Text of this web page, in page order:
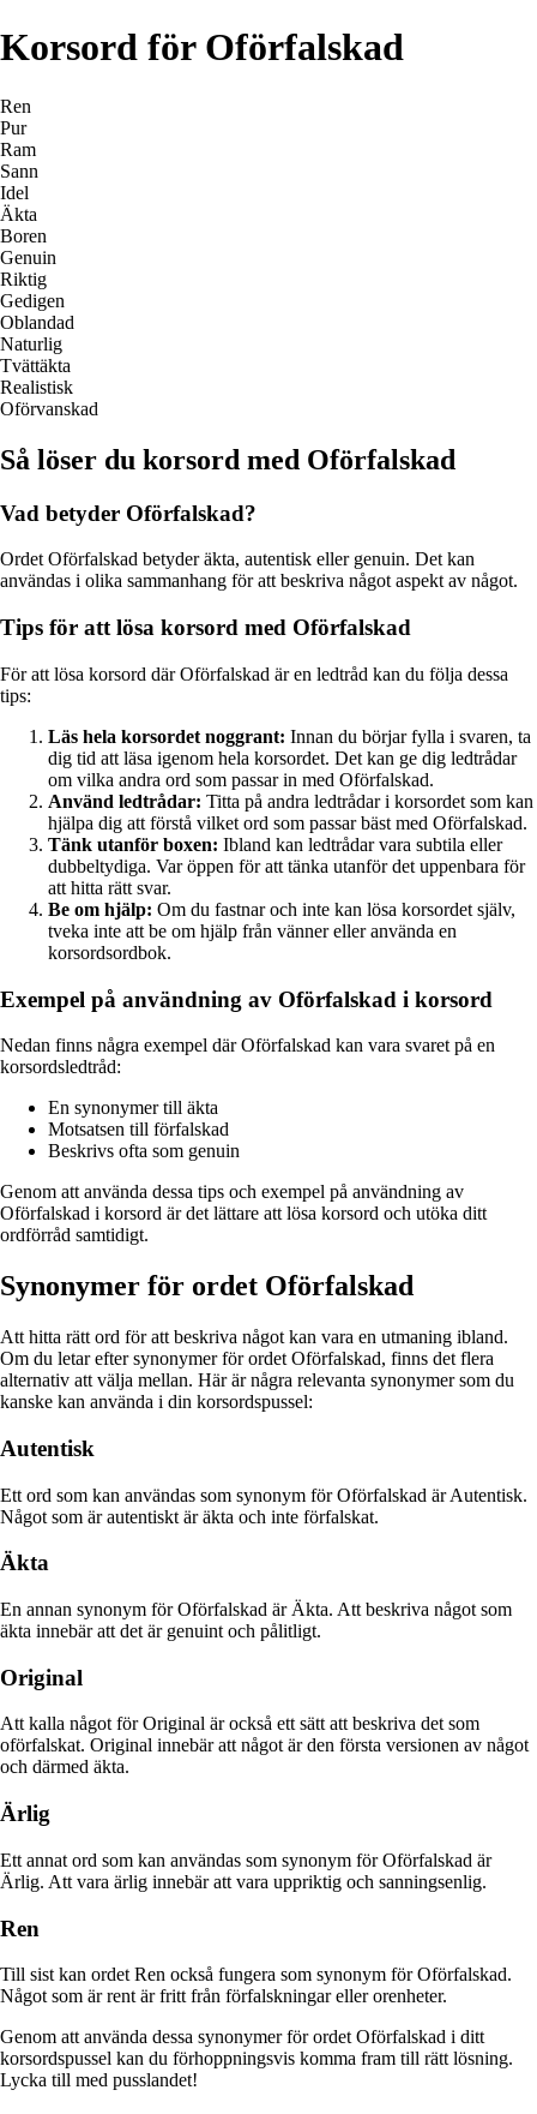
Korsord för Oförfalskad
Ren
Pur
Ram
Sann
Idel
Äkta
Boren
Genuin
Riktig
Gedigen
Oblandad
Naturlig
Tvättäkta
Realistisk
Oförvanskad
Så löser du korsord med Oförfalskad
Vad betyder Oförfalskad?
Ordet Oförfalskad betyder äkta, autentisk eller genuin. Det kan
användas i olika sammanhang för att beskriva något aspekt av något.
Tips för att lösa korsord med Oförfalskad
För att lösa korsord där Oförfalskad är en ledtråd kan du följa dessa
tips:
Läs hela korsordet noggrant: Innan du börjar fylla i svaren, ta
dig tid att läsa igenom hela korsordet. Det kan ge dig ledtrådar
om vilka andra ord som passar in med Oförfalskad.
Använd ledtrådar: Titta på andra ledtrådar i korsordet som kan
hjälpa dig att förstå vilket ord som passar bäst med Oförfalskad.
Tänk utanför boxen: Ibland kan ledtrådar vara subtila eller
dubbeltydiga. Var öppen för att tänka utanför det uppenbara för
att hitta rätt svar.
Be om hjälp: Om du fastnar och inte kan lösa korsordet själv,
tveka inte att be om hjälp från vänner eller använda en
korsordsordbok.
Exempel på användning av Oförfalskad i korsord
Nedan finns några exempel där Oförfalskad kan vara svaret på en
korsordsledtråd:
En synonymer till äkta
Motsatsen till förfalskad
Beskrivs ofta som genuin
Genom att använda dessa tips och exempel på användning av
Oförfalskad i korsord är det lättare att lösa korsord och utöka ditt
ordförråd samtidigt.
Synonymer för ordet Oförfalskad
Att hitta rätt ord för att beskriva något kan vara en utmaning ibland.
Om du letar efter synonymer för ordet Oförfalskad, finns det flera
alternativ att välja mellan. Här är några relevanta synonymer som du
kanske kan använda i din korsordspussel:
Autentisk
Ett ord som kan användas som synonym för Oförfalskad är Autentisk.
Något som är autentiskt är äkta och inte förfalskat.
Äkta
En annan synonym för Oförfalskad är Äkta. Att beskriva något som
äkta innebär att det är genuint och pålitligt.
Original
Att kalla något för Original är också ett sätt att beskriva det som
oförfalskat. Original innebär att något är den första versionen av något
och därmed äkta.
Ärlig
Ett annat ord som kan användas som synonym för Oförfalskad är
Ärlig. Att vara ärlig innebär att vara uppriktig och sanningsenlig.
Ren
Till sist kan ordet Ren också fungera som synonym för Oförfalskad.
Något som är rent är fritt från förfalskningar eller orenheter.
Genom att använda dessa synonymer för ordet Oförfalskad i ditt
korsordspussel kan du förhoppningsvis komma fram till rätt lösning.
Lycka till med pusslandet!